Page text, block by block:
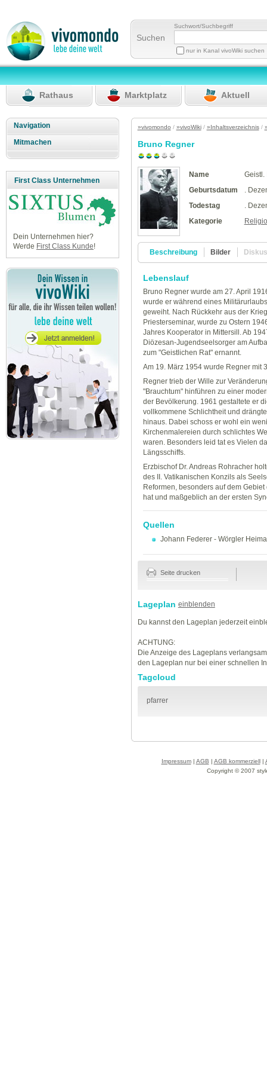
Suchen
Suchwort/Suchbegriff
nur in Kanal vivoWiki suchen
Rathaus Marktplatz Aktuell
Navigation
Mitmachen
First Class Unternehmen
Dein Unternehmen hier?
Werde First Class Kunde!
»vivomondo / »vivoWiki/ »Inhaltsverzeichnis/
Bruno Regner
Name
Geistl.
Geburtsdatum
.
Todestag
.
Kategorie
Beschreibung Bilder
Lebenslauf
Bruno Regner wurde am 27. April
wurde er während eines
geweiht. Nach Rückkehr aus der
Priesterseminar, wurde zu Ostern
Jahres Kooperator in Mittersill. Ab
Diözesan-Jugendseelsorger am
zum "Geistlichen Rat" ernannt.
Am 19. März 1954 wurde Regner mit
Regner trieb der Wille zur
"Brauchtum" hinführen zu einer
der Bevölkerung. 1961 gestaltete er
vollkommene Schlichtheit und
hinaus. Dabei schoss er wohl ein
Kirchenmalereien durch schlichtes
waren. Besonders leid tat es Vielen
Längsschiffs.
Erzbischof Dr. Andreas Rohracher
des II. Vatikanischen Konzils als
Reformen, besonders auf dem
hat und maßgeblich an der ersten
Quellen
Johann Federer -Wörgler
Seite drucken
Lageplan einblenden
Du kannst den Lageplan jederzeit
ACHTUNG:
Die Anzeige des Lageplans
den Lageplan nur bei einer schnellen
Tagcloud
pfarrer
Impressum| AGB | AGB kommerziell|
Copyright © 2007